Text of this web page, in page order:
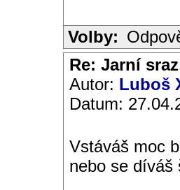
Volby:
Re: Jarní
Autor: Luboš
Datum:
Vstáváš moc
nebo se díváš